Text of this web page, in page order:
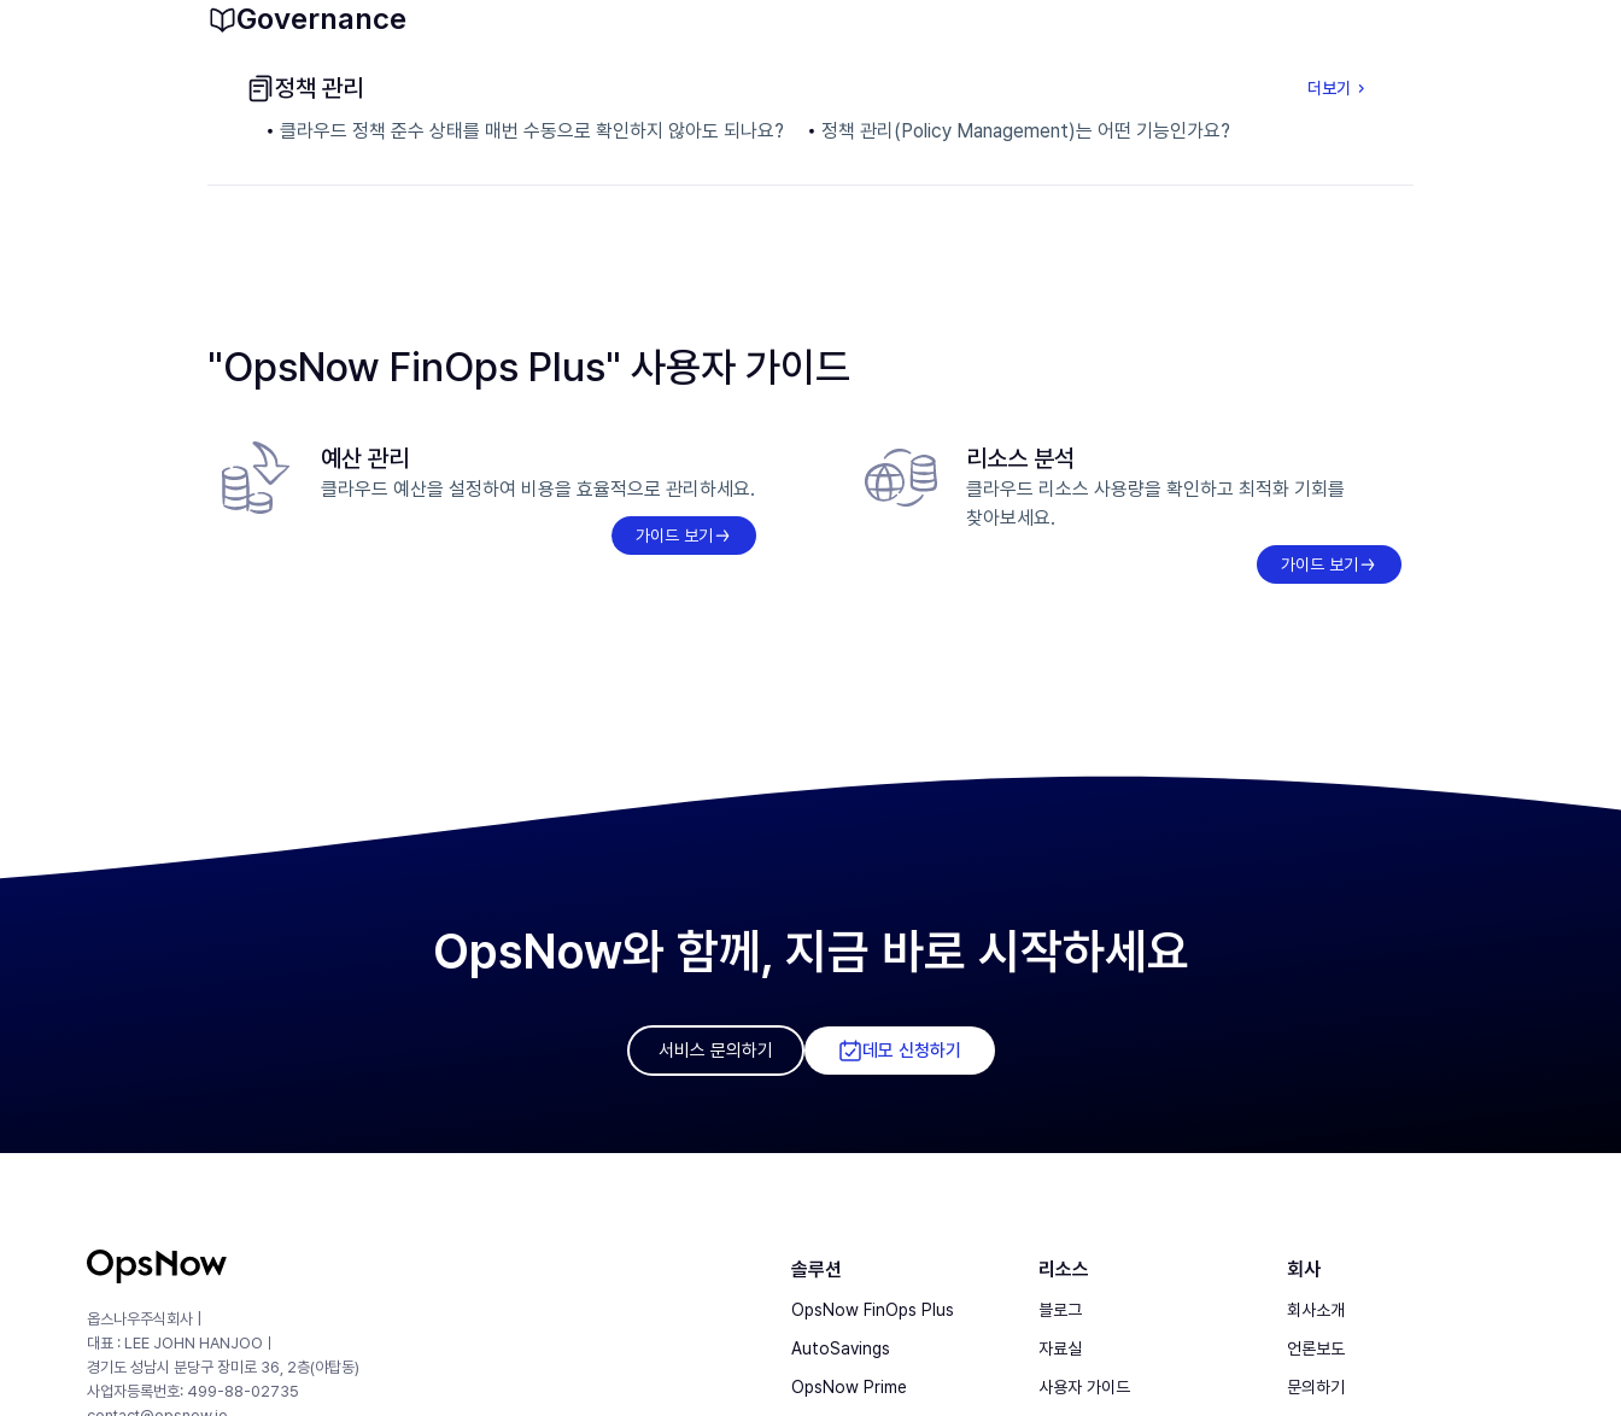
Governance
정책 관리 더보기
클라우드 정책 준수 상태를 매번 수동으로 확인하지 않아도 되나요? 정책 관리(Policy Management)는 어떤 기능인가요?
"OpsNow FinOps Plus" 사용자 가이드
예산 관리
클라우드 예산을 설정하여 비용을 효율적으로 관리하세요.
가이드 보기
리소스 분석
클라우드 리소스 사용량을 확인하고 최적화 기회를
찾아보세요.
가이드 보기
OpsNow와 함께, 지금 바로 시작하세요
서비스 문의하기 데모 신청하기
옵스나우주식회사 |
대표 : LEE JOHN HANJOOㅣ
경기도 성남시 분당구 장미로 36, 2층(야탑동)
사업자등록번호: 499-88-02735
솔루션
OpsNow FinOps Plus
AutoSavings
OpsNow Prime
리소스
블로그
자료실
사용자 가이드
회사
회사소개
언론보도
문의하기